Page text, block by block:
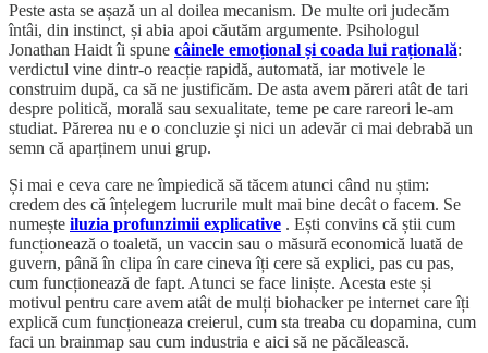
Peste asta se așază un al doilea mecanism. De multe ori judecăm
întâi, din instinct, și abia apoi căutăm argumente. Psihologul
Jonathan Haidt îi spune câinele emoțional și coada lui rațională:
verdictul vine dintr-o reacție rapidă, automată, iar motivele le
construim după, ca să ne justificăm. De asta avem păreri atât de tari
despre politică, morală sau sexualitate, teme pe care rareori le-am
studiat. Părerea nu e o concluzie și nici un adevăr ci mai debrabă un
semn că aparținem unui grup.
Și mai e ceva care ne împiedică să tăcem atunci când nu știm:
credem des că înțelegem lucrurile mult mai bine decât o facem. Se
numește iluzia profunzimii explicative . Ești convins că știi cum
funcționează o toaletă, un vaccin sau o măsură economică luată de
guvern, până în clipa în care cineva îți cere să explici, pas cu pas,
cum funcționează de fapt. Atunci se face liniște. Acesta este și
motivul pentru care avem atât de mulți biohacker pe internet care îți
explică cum funcționeaza creierul, cum sta treaba cu dopamina, cum
faci un brainmap sau cum industria e aici să ne păcălească.